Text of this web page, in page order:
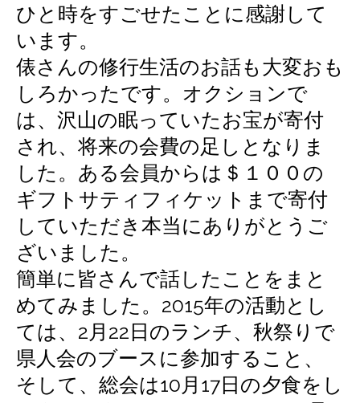
ご入会などに関するお問合せ
ひと時をすごせたことに感謝して
います。
俵さんの修行生活のお話も大変おも
しろかったです。オクションで
は、沢山の眠っていたお宝が寄付
され、将来の会費の足しとなりま
した。ある会員からは＄１００の
ギフトサティフィケットまで寄付
していただき本当にありがとうご
ざいました。
簡単に皆さんで話したことをまと
めてみました。2015年の活動とし
ては、2月22日のランチ、秋祭りで
県人会のブースに参加すること、
そして、総会は10月17日の夕食をし